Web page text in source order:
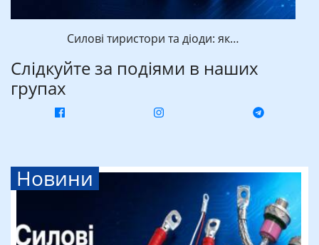
Силові тиристори та діоди: як…
Слідкуйте за подіями в наших
групах
Новини